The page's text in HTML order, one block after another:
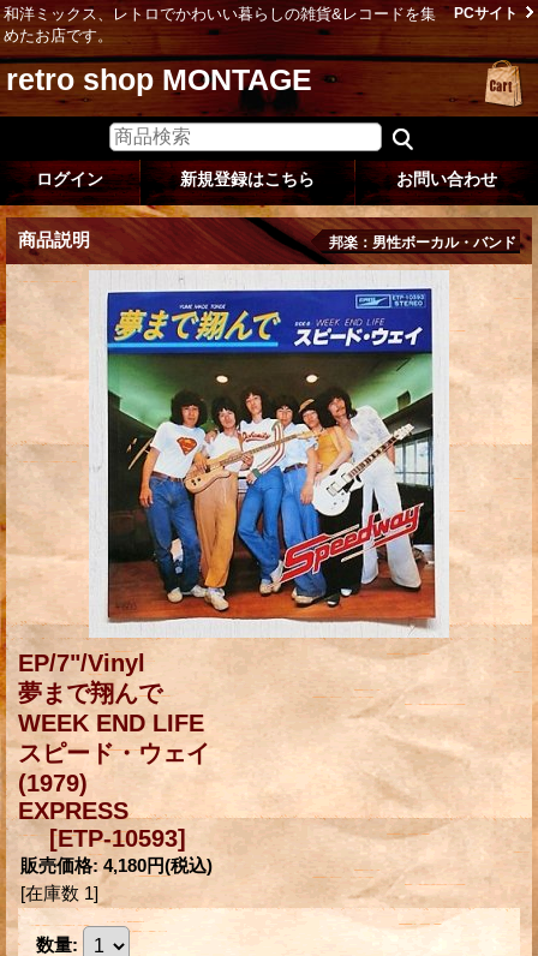
和洋ミックス、レトロでかわいい暮らしの雑貨&レコードを集
めたお店です。
PCサイト
retro shop MONTAGE
ログイン 新規登録はこちら お問い合わせ
商品説明 邦楽：男性ボーカル・バンド
EP/7"/Vinyl
夢まで翔んで
WEEK END LIFE
スピード・ウェイ
(1979)
EXPRESS
[ETP-10593]
販売価格: 4,180円(税込)
[在庫数 1]
数量: